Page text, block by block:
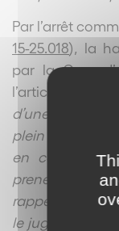
Par l’arrêt
15-25.018), la
par la Cour
l’article 1134
d’une clause
plein droit du
en cas de
preneur à
rappelée au
le juge n’ait à